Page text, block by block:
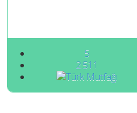
5
2.511